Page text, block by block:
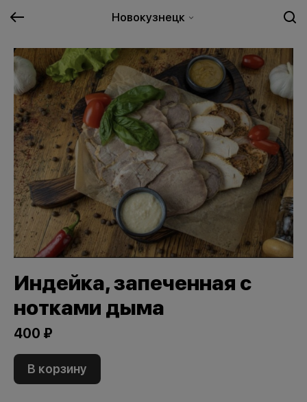
Новокузнецк
Индейка, запеченная с
нотками дыма
400 ₽
В корзину